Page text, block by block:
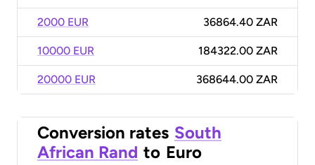
2000 EUR 36864.40 ZAR
10000 EUR 184322.00 ZAR
20000 EUR 368644.00 ZAR
Conversion rates South
African Rand to Euro